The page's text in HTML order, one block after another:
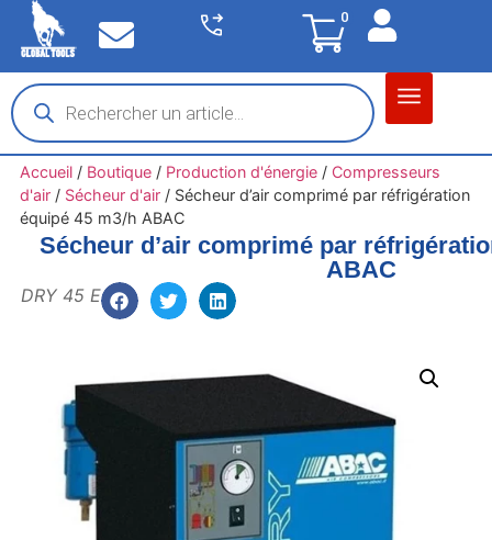
0
Accueil/ Boutique/ Production d'énergie/ Compresseurs
d'air/ Sécheur d'air/ Sécheur d’air comprimé par réfrigération
équipé 45 m3/h ABAC
Sécheur d’air comprimé par
ABAC
DRY 45 E